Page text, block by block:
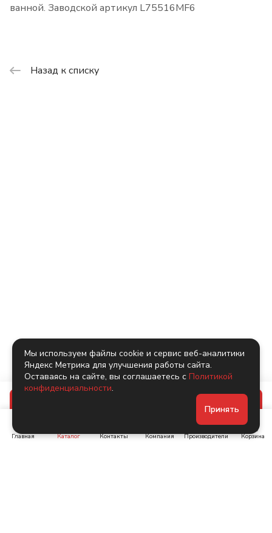
ванной. Заводской артикул L75516MF6
Назад к списку
Главная Каталог Контакты Компания Производители Корзина
Мы используем файлы cookie и сервис веб-аналитики
Яндекс Метрика для улучшения работы сайта.
Оставаясь на сайте, вы соглашаетесь с Политикой
конфиденциальности.
Принять